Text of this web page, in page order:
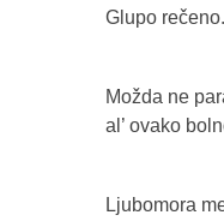
Glupo rečeno.
Možda ne
al’ ovako
Ljubomora